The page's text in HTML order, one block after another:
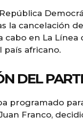
la cancelación
cabo en La
país africano.
DEL
programado
Franco,